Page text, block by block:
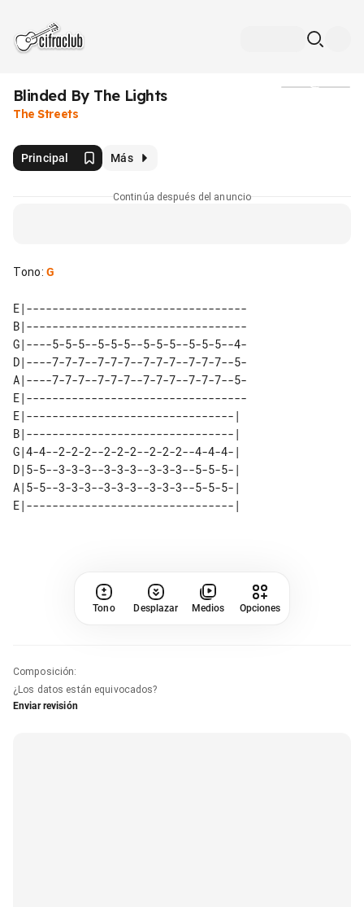
Blinded By The Lights
The Streets
Principal Más
Continúa después del anuncio
Tono: G
E|----------------------------------
B|----------------------------------
G|----5-5-5--5-5-5--5-5-5--5-5-5--4-
D|----7-7-7--7-7-7--7-7-7--7-7-7--5-
A|----7-7-7--7-7-7--7-7-7--7-7-7--5-
E|----------------------------------
E|--------------------------------|
B|--------------------------------|
G|4-4--2-2-2--2-2-2--2-2-2--4-4-4-|
D|5-5--3-3-3--3-3-3--3-3-3--5-5-5-|
A|5-5--3-3-3--3-3-3--3-3-3--5-5-5-|
Tono Desplazar Medios Opciones
Composición:
¿Los datos están equivocados?
Enviar revisión